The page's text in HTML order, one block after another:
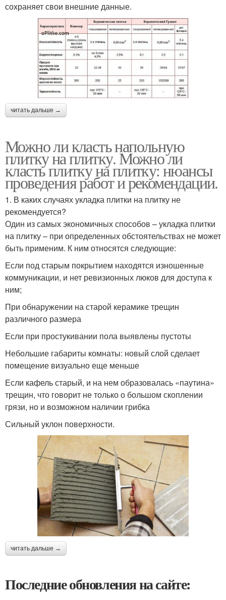
сохраняет свои внешние данные.
читать дальше →
Можно ли класть напольную
плитку на плитку. Можно ли
класть плитку на плитку: нюансы
проведения работ и рекомендации.
1. В каких случаях укладка плитки на плитку не
рекомендуется?
Один из самых экономичных способов – укладка плитки
на плитку – при определенных обстоятельствах не может
быть применим. К ним относятся следующие:
Если под старым покрытием находятся изношенные
коммуникации, и нет ревизионных люков для доступа к
ним;
При обнаружении на старой керамике трещин
различного размера
Если при простукивании пола выявлены пустоты
Небольшие габариты комнаты: новый слой сделает
помещение визуально еще меньше
Если кафель старый, и на нем образовалась «паутина»
трещин, что говорит не только о большом скоплении
грязи, но и возможном наличии грибка
Сильный уклон поверхности.
читать дальше →
Последние обновления на сайте: